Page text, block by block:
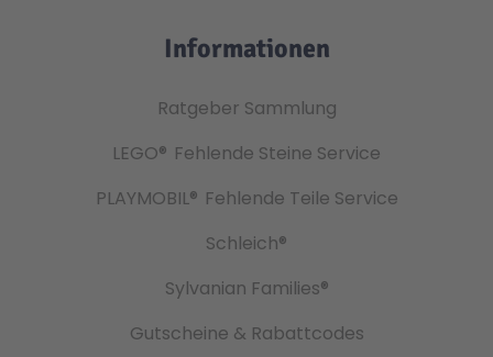
Informationen
Ratgeber Sammlung
LEGO® Fehlende Steine Service
PLAYMOBIL® Fehlende Teile Service
Schleich®
Sylvanian Families®
Gutscheine & Rabattcodes